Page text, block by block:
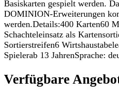
Basiskarten gespielt werden.
DOMINION-Erweiterungen
werden.Details:400 Karten60
Schachteleinsatz als
Sortierstreifen6
Spielerab 13 JahrenSprache:
Verfügbare